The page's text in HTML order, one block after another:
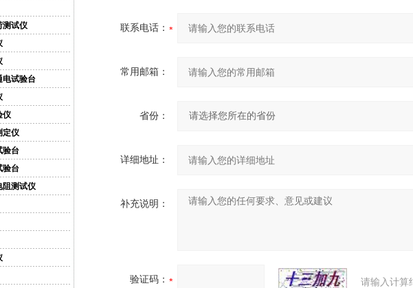
测试仪
电试验台
仪
定仪
验台
验台
阻测试仪
联系电话：
常用邮箱：
省份：
详细地址：
补充说明：
验证码：
请输入计算